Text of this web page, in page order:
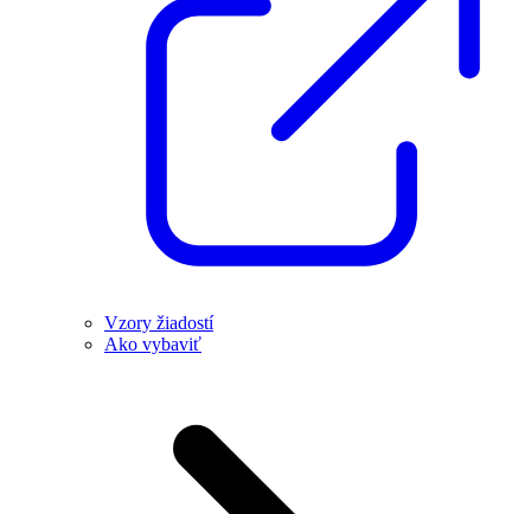
Vzory žiadostí
Ako vybaviť